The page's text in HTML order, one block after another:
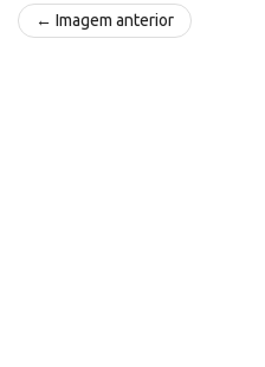
← Imagem anterior